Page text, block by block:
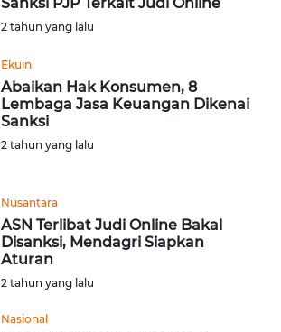
Sanksi PJP Terkait Judi Online
2 tahun yang lalu
Ekuin
Abaikan Hak Konsumen, 8
Lembaga Jasa Keuangan Dikenai
Sanksi
2 tahun yang lalu
Nusantara
ASN Terlibat Judi Online Bakal
Disanksi, Mendagri Siapkan
Aturan
2 tahun yang lalu
Nasional